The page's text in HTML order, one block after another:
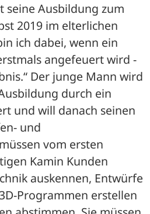
seine Ausbildung zum
2019 im elterlichen
ich dabei, wenn ein
angefeuert wird -
Der junge Mann wird
durch ein
und will danach seinen
und
vom ersten
Kamin Kunden
auskennen, Entwürfe
Programmen erstellen